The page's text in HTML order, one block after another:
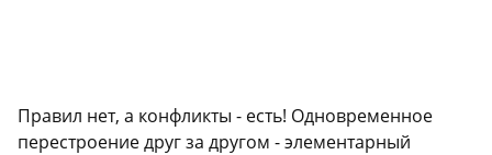
Правил нет, а конфликты - есть! Одновременное
перестроение друг за другом - элементарный